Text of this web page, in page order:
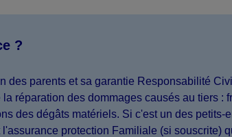
?
des parents et sa garantie Responsabilité
réparation des dommages causés au tiers :
des dégâts matériels. Si c'est un des petits-
l'assurance protection Familiale (si souscrite)